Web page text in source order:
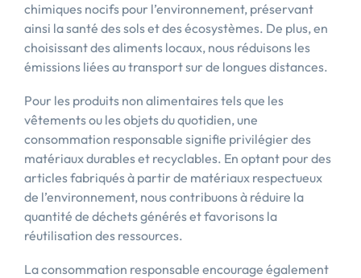
chimiques nocifs pour l’environnement, préservant
ainsi la santé des sols et des écosystèmes. De plus, en
choisissant des aliments locaux, nous réduisons les
émissions liées au transport sur de longues distances.
Pour les produits non alimentaires tels que les
vêtements ou les objets du quotidien, une
consommation responsable signifie privilégier des
matériaux durables et recyclables. En optant pour des
articles fabriqués à partir de matériaux respectueux
de l’environnement, nous contribuons à réduire la
quantité de déchets générés et favorisons la
réutilisation des ressources.
La consommation responsable encourage également